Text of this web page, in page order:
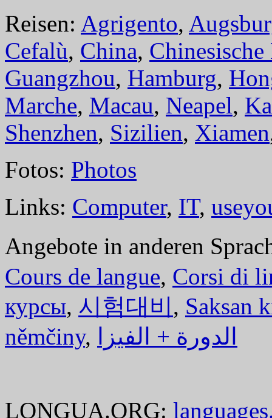
Reisen: Agrigento,
Cefalù, China, Chinesische
Guangzhou, Hamburg,
Marche, Macau, Neapel,
Shenzhen, Sizilien, Xiamen
Fotos: Photos
Links: Computer, IT,
Angebote in anderen
Cours de langue, Corsi di
курсы, 시험대비, Saksan
němčiny, الدورة + الفيزا
LONGUA.ORG: